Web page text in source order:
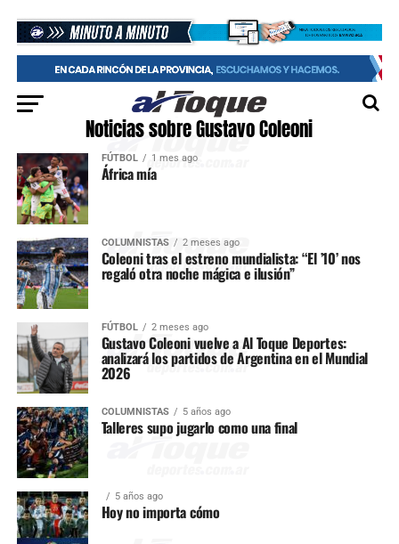
Noticias sobre Gustavo Coleoni
FÚTBOL 1 mes ago
África mía
COLUMNISTAS 2 meses ago
Coleoni tras el estreno mundialista: “El ’10’ nos
regaló otra noche mágica e ilusión”
FÚTBOL 2 meses ago
Gustavo Coleoni vuelve a Al Toque Deportes:
analizará los partidos de Argentina en el Mundial
2026
COLUMNISTAS 5 años ago
Talleres supo jugarlo como una final
5 años ago
Hoy no importa cómo